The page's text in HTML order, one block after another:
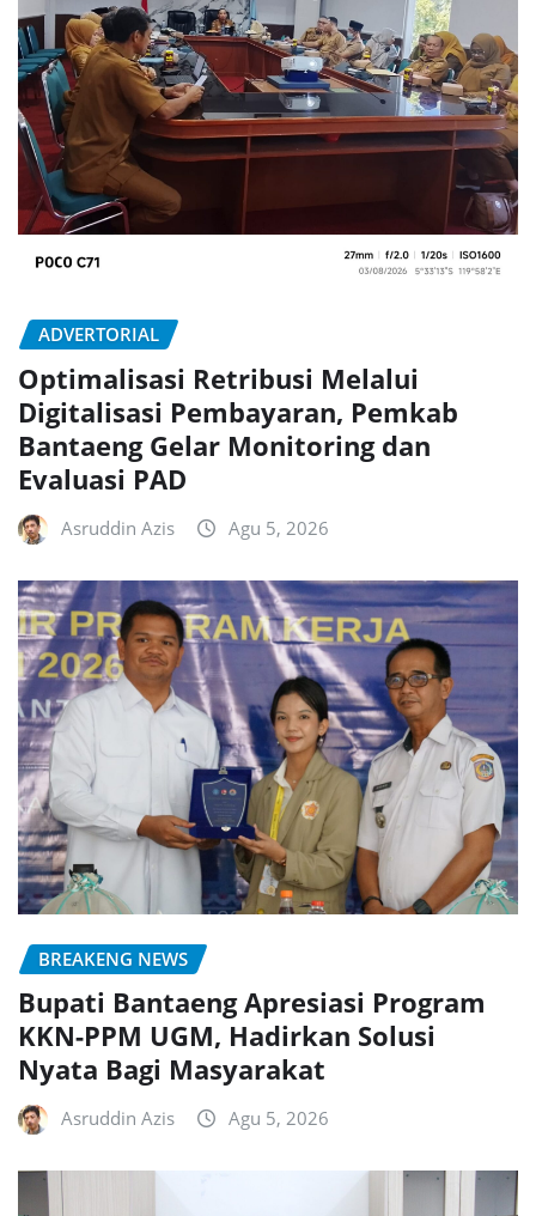
ADVERTORIAL
Optimalisasi Retribusi Melalui
Digitalisasi Pembayaran, Pemkab
Bantaeng Gelar Monitoring dan
Evaluasi PAD
Asruddin Azis Agu 5, 2026
BREAKENG NEWS
Bupati Bantaeng Apresiasi Program
KKN-PPM UGM, Hadirkan Solusi
Nyata Bagi Masyarakat
Asruddin Azis Agu 5, 2026